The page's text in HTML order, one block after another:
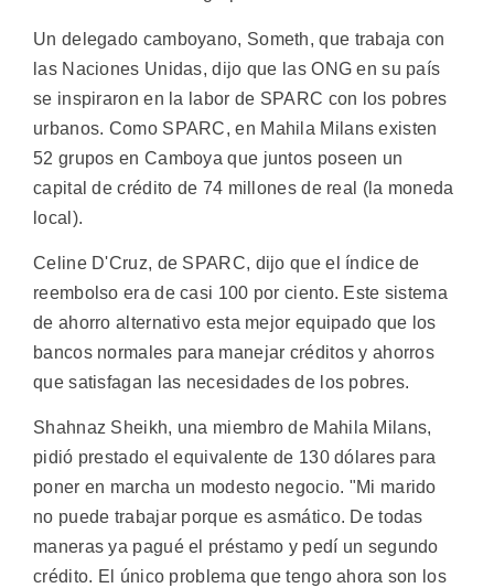
Un delegado camboyano, Someth, que trabaja con
las Naciones Unidas, dijo que las ONG en su país
se inspiraron en la labor de SPARC con los pobres
urbanos. Como SPARC, en Mahila Milans existen
52 grupos en Camboya que juntos poseen un
capital de crédito de 74 millones de real (la moneda
local).
Celine D'Cruz, de SPARC, dijo que el índice de
reembolso era de casi 100 por ciento. Este sistema
de ahorro alternativo esta mejor equipado que los
bancos normales para manejar créditos y ahorros
que satisfagan las necesidades de los pobres.
Shahnaz Sheikh, una miembro de Mahila Milans,
pidió prestado el equivalente de 130 dólares para
poner en marcha un modesto negocio. "Mi marido
no puede trabajar porque es asmático. De todas
maneras ya pagué el préstamo y pedí un segundo
crédito. El único problema que tengo ahora son los